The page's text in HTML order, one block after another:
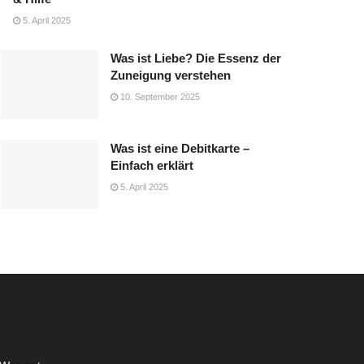
5. April 2025
Was ist Liebe? Die Essenz der
Zuneigung verstehen
10. September 2025
Was ist eine Debitkarte –
Einfach erklärt
5. April 2025